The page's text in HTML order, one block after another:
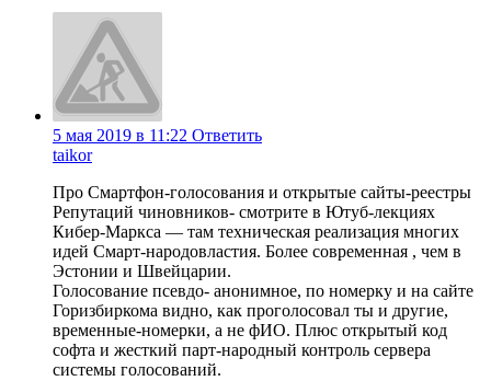
5 мая 2019 в 11:22 Ответить
taikor
Про Смартфон-голосования и открытые сайты-реестры
Репутаций чиновников- смотрите в Ютуб-лекциях
Кибер-Маркса — там техническая реализация многих
идей Смарт-народовластия. Более современная , чем в
Эстонии и Швейцарии.
Голосование псевдо- анонимное, по номерку и на сайте
Горизбиркома видно, как проголосовал ты и другие,
временные-номерки, а не фИО. Плюс открытый код
софта и жесткий парт-народный контроль сервера
системы голосований.